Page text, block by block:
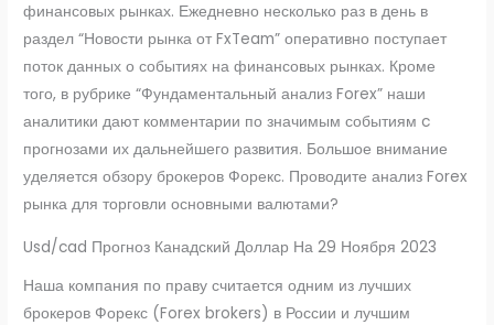
финансовых рынках. Ежедневно несколько раз в день в
раздел “Новости рынка от FxTeam” оперативно поступает
поток данных о событиях на финансовых рынках. Кроме
того, в рубрике “Фундаментальный анализ Forex” наши
аналитики дают комментарии по значимым событиям c
прогнозами их дальнейшего развития. Большое внимание
уделяется обзору брокеров Форекс. Проводите анализ Forex
рынка для торговли основными валютами?
Usd/cad Прогноз Канадский Доллар На 29 Ноября 2023
Наша компания по праву считается одним из лучших
брокеров Форекс (Forex brokers) в России и лучшим